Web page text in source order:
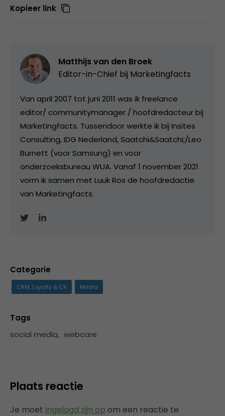
Kopieer link
Matthijs van den Broek
Editor-in-Chief bij Marketingfacts
Van april 2007 tot juni 2011 was ik freelance
editor/ communitymanager / hoofdredacteur bij
Marketingfacts. Tussendoor werkte ik bij Insites
Consulting, IDG Nederland, Saatchi&Saatchi;/Leo
Burnett (voor Samsung) en voor
onderzoeksbureau WUA. Vanaf 1 november 2021
vorm ik samen met Luuk Ros de hoofdredactie
van Marketingfacts.
Categorie
CRM, Loyalty & CX Media
Tags
social media, webcare
Plaats reactie
Je moet ingelogd zijn op om een reactie te